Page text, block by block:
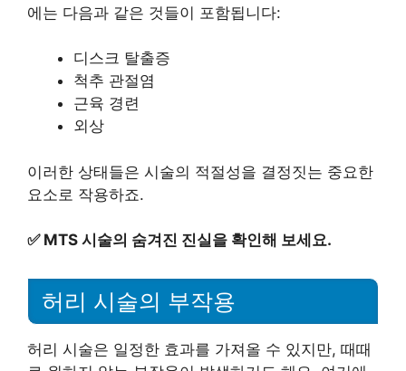
에는 다음과 같은 것들이 포함됩니다:
디스크 탈출증
척추 관절염
근육 경련
외상
이러한 상태들은 시술의 적절성을 결정짓는 중요한
요소로 작용하죠.
✅ MTS 시술의 숨겨진 진실을 확인해 보세요.
허리 시술의 부작용
허리 시술은 일정한 효과를 가져올 수 있지만, 때때